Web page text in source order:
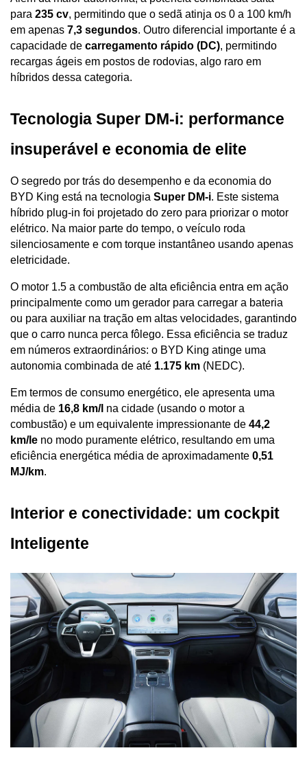
para 235 cv, permitindo que o sedã atinja os 0 a 100 km/h
em apenas 7,3 segundos. Outro diferencial importante é a
capacidade de carregamento rápido (DC), permitindo
recargas ágeis em postos de rodovias, algo raro em
híbridos dessa categoria.
Tecnologia Super DM-i: performance
insuperável e economia de elite
O segredo por trás do desempenho e da economia do
BYD King está na tecnologia Super DM-i. Este sistema
híbrido plug-in foi projetado do zero para priorizar o motor
elétrico. Na maior parte do tempo, o veículo roda
silenciosamente e com torque instantâneo usando apenas
eletricidade.
O motor 1.5 a combustão de alta eficiência entra em ação
principalmente como um gerador para carregar a bateria
ou para auxiliar na tração em altas velocidades, garantindo
que o carro nunca perca fôlego. Essa eficiência se traduz
em números extraordinários: o BYD King atinge uma
autonomia combinada de até 1.175 km (NEDC).
Em termos de consumo energético, ele apresenta uma
média de 16,8 km/l na cidade (usando o motor a
combustão) e um equivalente impressionante de 44,2
km/le no modo puramente elétrico, resultando em uma
eficiência energética média de aproximadamente 0,51
MJ/km.
Interior e conectividade: um cockpit
Inteligente